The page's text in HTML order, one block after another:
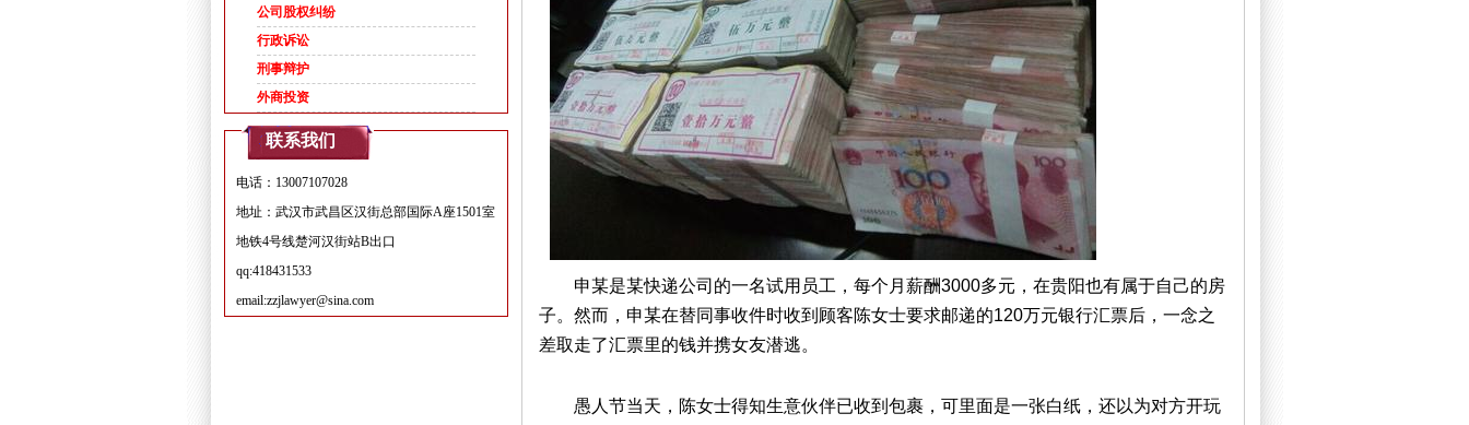
公司股权纠纷
行政诉讼
刑事辩护
外商投资
联系我们
电话：13007107028
地址：武汉市武昌区汉街总部国际A座1501室
地铁4号线楚河汉街站B出口
qq:418431533
email:zzjlawyer@sina.com
申某是某快递公司的一名试用员工，每个月薪酬3000多元，在贵阳也有属于自己的房
子。然而，申某在替同事收件时收到顾客陈女士要求邮递的120万元银行汇票后，一念之
差取走了汇票里的钱并携女友潜逃。
愚人节当天，陈女士得知生意伙伴已收到包裹，可里面是一张白纸，还以为对方开玩